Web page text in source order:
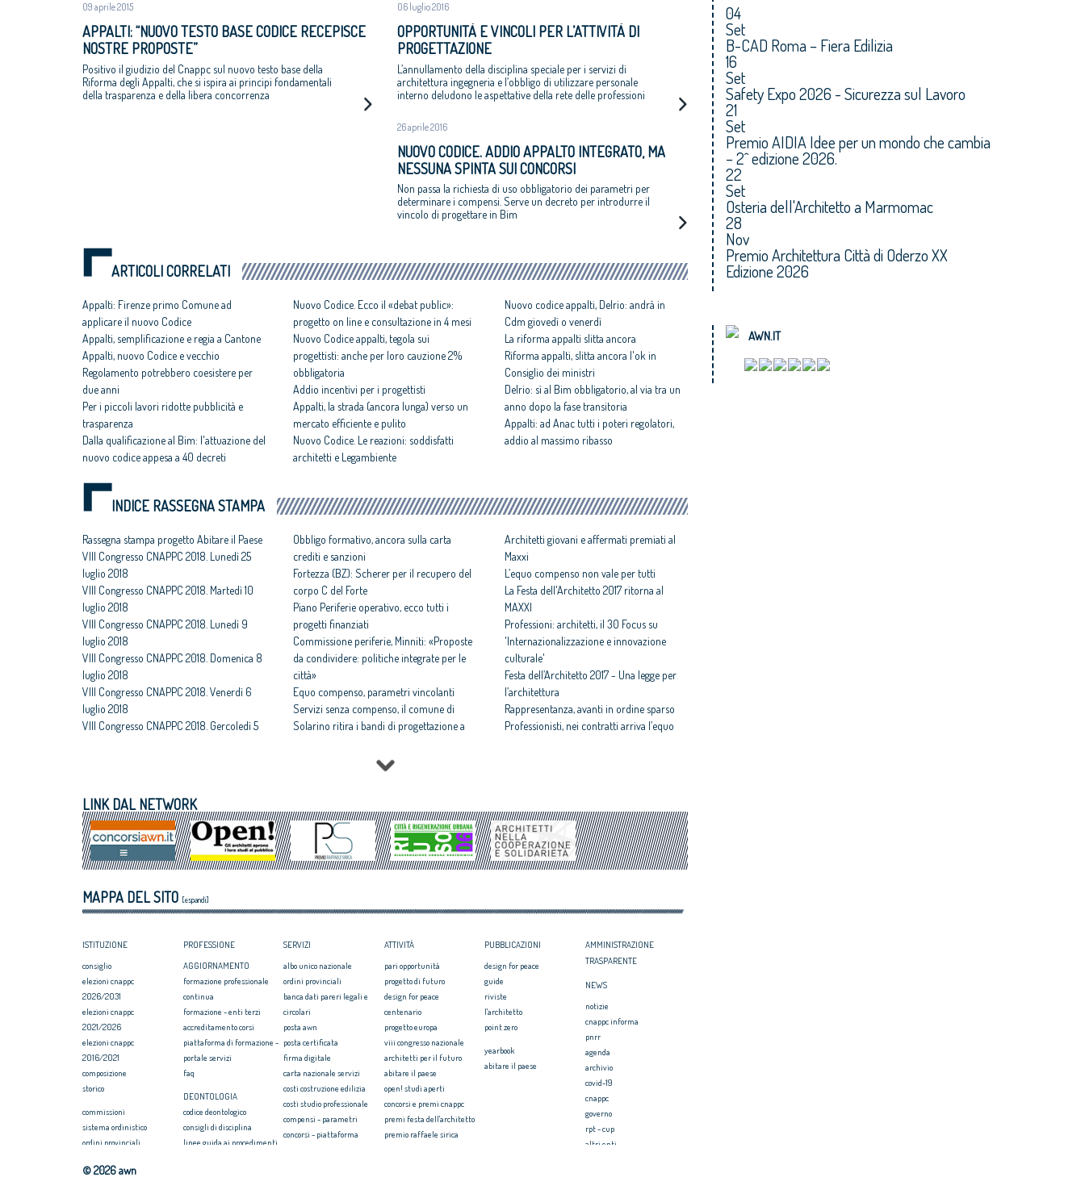
09 aprile 2015
APPALTI: “NUOVO TESTO BASE CODICE RECEPISCE
NOSTRE PROPOSTE”
Positivo il giudizio del Cnappc sul nuovo testo base della
Riforma degli Appalti, che si ispira ai principi fondamentali
della trasparenza e della libera concorrenza
06 luglio 2016
OPPORTUNITÀ E VINCOLI PER L’ATTIVITÀ DI
PROGETTAZIONE
L’annullamento della disciplina speciale per i servizi di
architettura ingegneria e l’obbligo di utilizzare personale
interno deludono le aspettative della rete delle professioni
26 aprile 2016
NUOVO CODICE. ADDIO APPALTO INTEGRATO, MA
NESSUNA SPINTA SUI CONCORSI
Non passa la richiesta di uso obbligatorio dei parametri per
determinare i compensi. Serve un decreto per introdurre il
vincolo di progettare in Bim
ARTICOLI CORRELATI
Appalti: Firenze primo Comune ad
applicare il nuovo Codice
Appalti, semplificazione e regia a Cantone
Appalti, nuovo Codice e vecchio
Regolamento potrebbero coesistere per
due anni
Per i piccoli lavori ridotte pubblicità e
trasparenza
Dalla qualificazione al Bim: l'attuazione del
nuovo codice appesa a 40 decreti
Nuovo Codice. Ecco il «debat public»:
progetto on line e consultazione in 4 mesi
Nuovo Codice appalti, tegola sui
progettisti: anche per loro cauzione 2%
obbligatoria
Addio incentivi per i progettisti
Appalti, la strada (ancora lunga) verso un
mercato efficiente e pulito
Nuovo Codice. Le reazioni: soddisfatti
architetti e Legambiente
Nuovo codice appalti, Delrio: andrà in
Cdm giovedì o venerdì
La riforma appalti slitta ancora
Riforma appalti, slitta ancora l'ok in
Consiglio dei ministri
Delrio: sì al Bim obbligatorio, al via tra un
anno dopo la fase transitoria
Appalti: ad Anac tutti i poteri regolatori,
addio al massimo ribasso
INDICE RASSEGNA STAMPA
Rassegna stampa progetto Abitare il Paese
VIII Congresso CNAPPC 2018. Lunedì 25
luglio 2018
VIII Congresso CNAPPC 2018. Martedì 10
luglio 2018
VIII Congresso CNAPPC 2018. Lunedì 9
luglio 2018
VIII Congresso CNAPPC 2018. Domenica 8
luglio 2018
VIII Congresso CNAPPC 2018. Venerdì 6
luglio 2018
VIII Congresso CNAPPC 2018. Gercoledì 5
luglio 2018
VIII Congresso CNAPPC 2018. Domenica 1
luglio 2018
Obbligo formativo, ancora sulla carta
crediti e sanzioni
Fortezza (BZ): Scherer per il recupero del
corpo C del Forte
Piano Periferie operativo, ecco tutti i
progetti finanziati
Commissione periferie, Minniti: «Proposte
da condividere: politiche integrate per le
città»
Equo compenso, parametri vincolanti
Servizi senza compenso, il comune di
Solarino ritira i bandi di progettazione a
All'architettura rispettosa dello studio
caravatti_caravatti il Premio architetto
Assegnati premi Architetto italiano e
Giovane talento 2017
Equo compenso, il CNAPPC ricorre alla
Corte Europea dei Diritti dell’Uomo
Architetti giovani e affermati premiati al
Maxxi
L’equo compenso non vale per tutti
La Festa dell'Architetto 2017 ritorna al
MAXXI
Professioni: architetti, il 30 Focus su
'Internazionalizzazione e innovazione
culturale'
Festa dell’Architetto 2017 - Una legge per
l’architettura
Rappresentanza, avanti in ordine sparso
Professionisti, nei contratti arriva l’equo
degradate
Architetti: 'Comune e Consiglio di Stato,
svilito interesse pubblico'
LINK DAL NETWORK
MAPPA DEL SITO [espandi]
ISTITUZIONE
consiglio
elezioni cnappc
2026/2031
elezioni cnappc
2021/2026
elezioni cnappc
2016/2021
composizione
storico
commissioni
sistema ordinistico
ordini provinciali
2025-2029
PROFESSIONE
AGGIORNAMENTO
formazione professionale
continua
formazione - enti terzi
accreditamento corsi
piattaforma di formazione -
portale servizi
faq
DEONTOLOGIA
codice deontologico
consigli di disciplina
linee guida ai procedimenti
SERVIZI
albo unico nazionale
ordini provinciali
banca dati pareri legali e
circolari
posta awn
posta certificata
firma digitale
carta nazionale servizi
costi costruzione edilizia
costi studio professionale
compensi - parametri
concorsi - piattaforma
ATTIVITÀ
pari opportunità
progetto di futuro
design for peace
centenario
progetto europa
viii congresso nazionale
architetti per il futuro
abitare il paese
open! studi aperti
concorsi e premi cnappc
premi festa dell'architetto
premio raffaele sirica
PUBBLICAZIONI
design for peace
guide
riviste
l'architetto
point zero
yearbook
abitare il paese
AMMINISTRAZIONE
TRASPARENTE
NEWS
notizie
cnappc informa
pnrr
agenda
archivio
covid-19
cnappc
governo
rpt - cup
altri enti
© 2026 awn
04
Set
B-CAD Roma – Fiera Edilizia
16
Set
Safety Expo 2026 - Sicurezza sul Lavoro
21
Set
Premio AIDIA Idee per un mondo che cambia
– 2^ edizione 2026.
22
Set
Osteria dell'Architetto a Marmomac
28
Nov
Premio Architettura Città di Oderzo XX
Edizione 2026
AWN.IT